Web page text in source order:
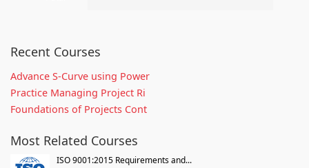
Recent Courses
Advance S-Curve using Power
Practice Managing Project Ri
Foundations of Projects Cont
Most Related Courses
ISO 9001:2015 Requirements and...